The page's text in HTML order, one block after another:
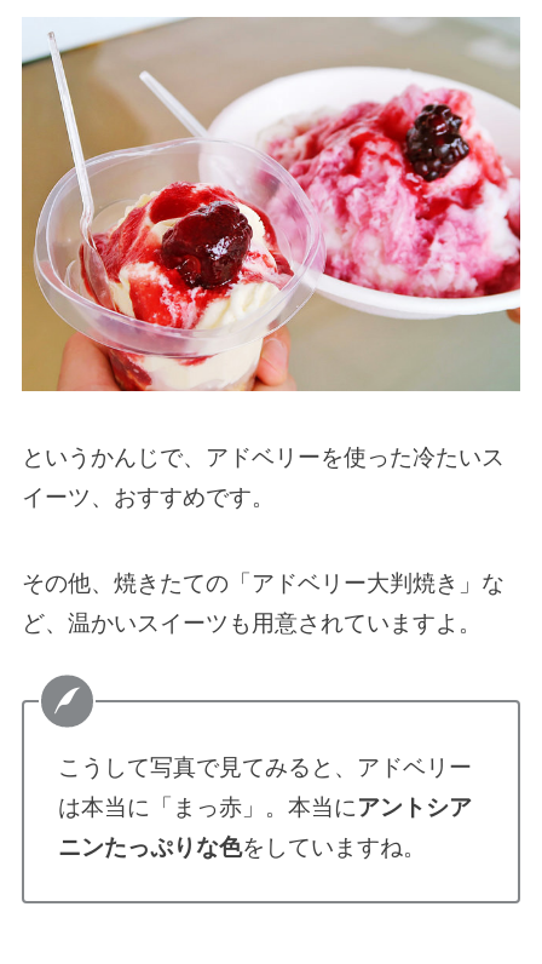
というかんじで、アドベリーを使った冷たいス
イーツ、おすすめです。
その他、焼きたての「アドベリー大判焼き」な
ど、温かいスイーツも用意されていますよ。
こうして写真で見てみると、アドベリー
は本当に「まっ赤」。本当にアントシア
ニンたっぷりな色をしていますね。